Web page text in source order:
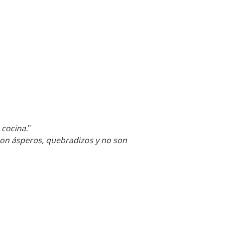
"
ásperos, quebradizos y no son